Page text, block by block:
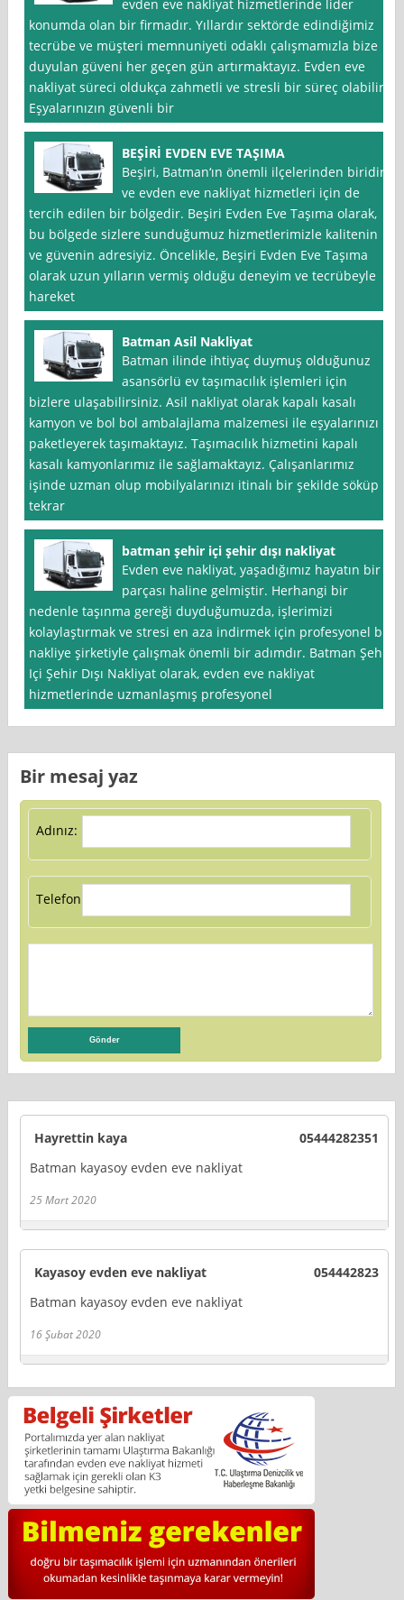
evden eve nakliyat hizmetlerinde lider
konumda olan bir firmadır. Yıllardır sektörde edindiğimiz
tecrübe ve müşteri memnuniyeti odaklı çalışmamızla bize
duyulan güveni her geçen gün artırmaktayız. Evden eve
nakliyat süreci oldukça zahmetli ve stresli bir süreç olabilir.
Eşyalarınızın güvenli bir
BEŞİRİ EVDEN EVE TAŞIMA
Beşiri, Batman‘ın önemli ilçelerinden biridir
ve evden eve nakliyat hizmetleri için de
tercih edilen bir bölgedir. Beşiri Evden Eve Taşıma olarak,
bu bölgede sizlere sunduğumuz hizmetlerimizle kalitenin
ve güvenin adresiyiz. Öncelikle, Beşiri Evden Eve Taşıma
olarak uzun yılların vermiş olduğu deneyim ve tecrübeyle
hareket
Batman Asil Nakliyat
Batman ilinde ihtiyaç duymuş olduğunuz
asansörlü ev taşımacılık işlemleri için
bizlere ulaşabilirsiniz. Asil nakliyat olarak kapalı kasalı
kamyon ve bol bol ambalajlama malzemesi ile eşyalarınızı
paketleyerek taşımaktayız. Taşımacılık hizmetini kapalı
kasalı kamyonlarımız ile sağlamaktayız. Çalışanlarımız
işinde uzman olup mobilyalarınızı itinalı bir şekilde söküp
tekrar
batman şehir içi şehir dışı nakliyat
Evden eve nakliyat, yaşadığımız hayatın bir
parçası haline gelmiştir. Herhangi bir
nedenle taşınma gereği duyduğumuzda, işlerimizi
kolaylaştırmak ve stresi en aza indirmek için profesyonel bir
nakliye şirketiyle çalışmak önemli bir adımdır. Batman Şehir
Içi Şehir Dışı Nakliyat olarak, evden eve nakliyat
hizmetlerinde uzmanlaşmış profesyonel
Bir mesaj yaz
Adınız:
Telefon:
Hayrettin kaya
05444282351
Batman kayasoy evden eve nakliyat
25 Mart 2020
Kayasoy evden eve nakliyat
054442823
Batman kayasoy evden eve nakliyat
16 Şubat 2020